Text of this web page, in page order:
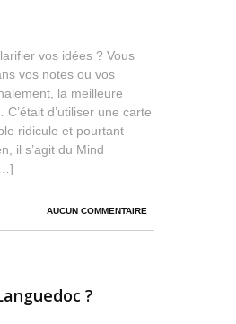
vos idées ? Vous
vos notes ou vos
la meilleure
d’utiliser une carte
ridicule et pourtant
il s’agit du Mind
AUCUN COMMENTAIRE
?